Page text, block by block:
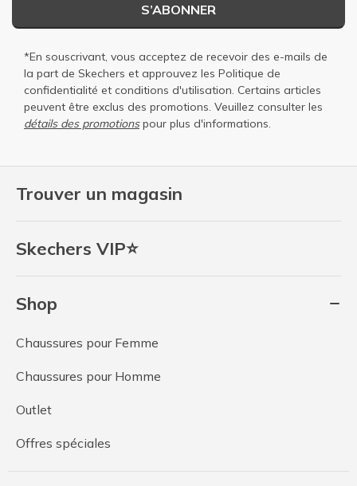
Trouver un magasin
Skechers VIP⭐
Shop
Chaussures pour Femme
Chaussures pour Homme
Outlet
Offres spéciales
S’ABONNER
*En souscrivant, vous acceptez de recevoir des e-mails de
la part de Skechers et approuvez les Politique de
confidentialité et conditions d'utilisation. Certains articles
peuvent être exclus des promotions. Veuillez consulter les
détails des promotionspour plus d'informations.